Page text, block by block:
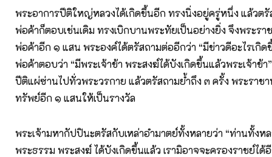
พระอาการปีติใหญ่หลวงได้เกิดขึ้นอีก ทรงนิ่งอยู่ครู่หนึ่ง แล้วตรั
พ่อค้าก็ตอบเช่นเดิม ทรงเบิกบานพระทัยเป็นอย่างยิ่ง จึงพระรา
พ่อค้าอีก ๑ แสน พระองค์ได้ตรัสถามต่ออีกว่า “มีข่าวดีอะไรเกิด
พ่อค้าตอบว่า “มีพระเจ้าข้า พระสงฆ์ได้บังเกิดขึ้นแล้วพระเจ้าข้า
ปีติแผ่ซ่านไปทั่วพระวรกาย แล้วตรัสถามยํ้าถึง ๓ ครั้ง พระราช
ทรัพย์อีก ๑ แสนให้เป็นรางวัล
พระเจ้ามหากัปปินะตรัสกับเหล่าอำมาตย์ทั้งหลายว่า “ท่านทั้ง
พระธรรม พระสงฆ์ ได้บังเกิดขึ้นแล้ว เรามิอาจจะครองราชย์ได้